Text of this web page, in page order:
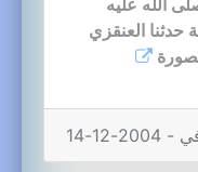
حدثنا العنقزي
12-14